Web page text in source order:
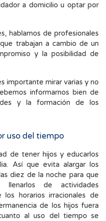
a domicilio u optar por
hablamos de profesionales
trabajan a cambio de un
y la posibilidad de
importante mirar varias y no
informarnos bien de
y la formación de los
uso del tiempo
de tener hijos y educarlos
Así que evita alargar los
diez de la noche para que
de actividades
los horarios irracionales de
de los hijos fuera
al uso del tiempo se